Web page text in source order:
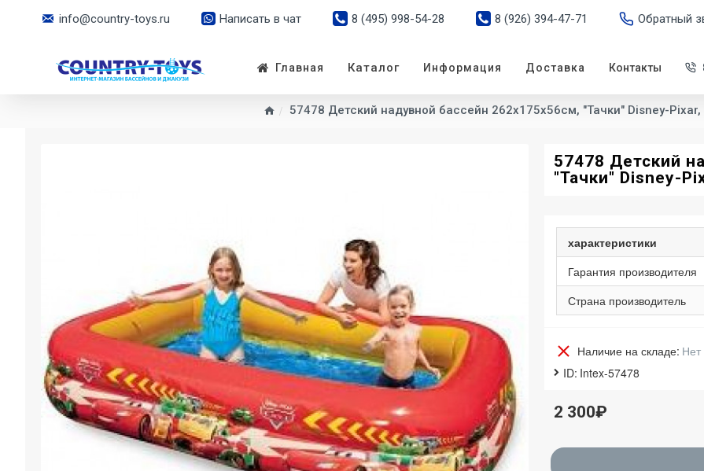
info@country-toys.ru Написать в чат 8 (495) 998-54-28 8 (926) 394-47-71 Обратный
Главная Каталог Информация Доставка Контакты
57478 Детский надувной бассейн 262х175х56см, "Тачки" Disney-Pixar,
57478 Детский
"Тачки" Disney-
Наличие на складе: Нет
ID: Intex-57478
2 300₽
характеристики
Гарантия производителя
Страна производитель